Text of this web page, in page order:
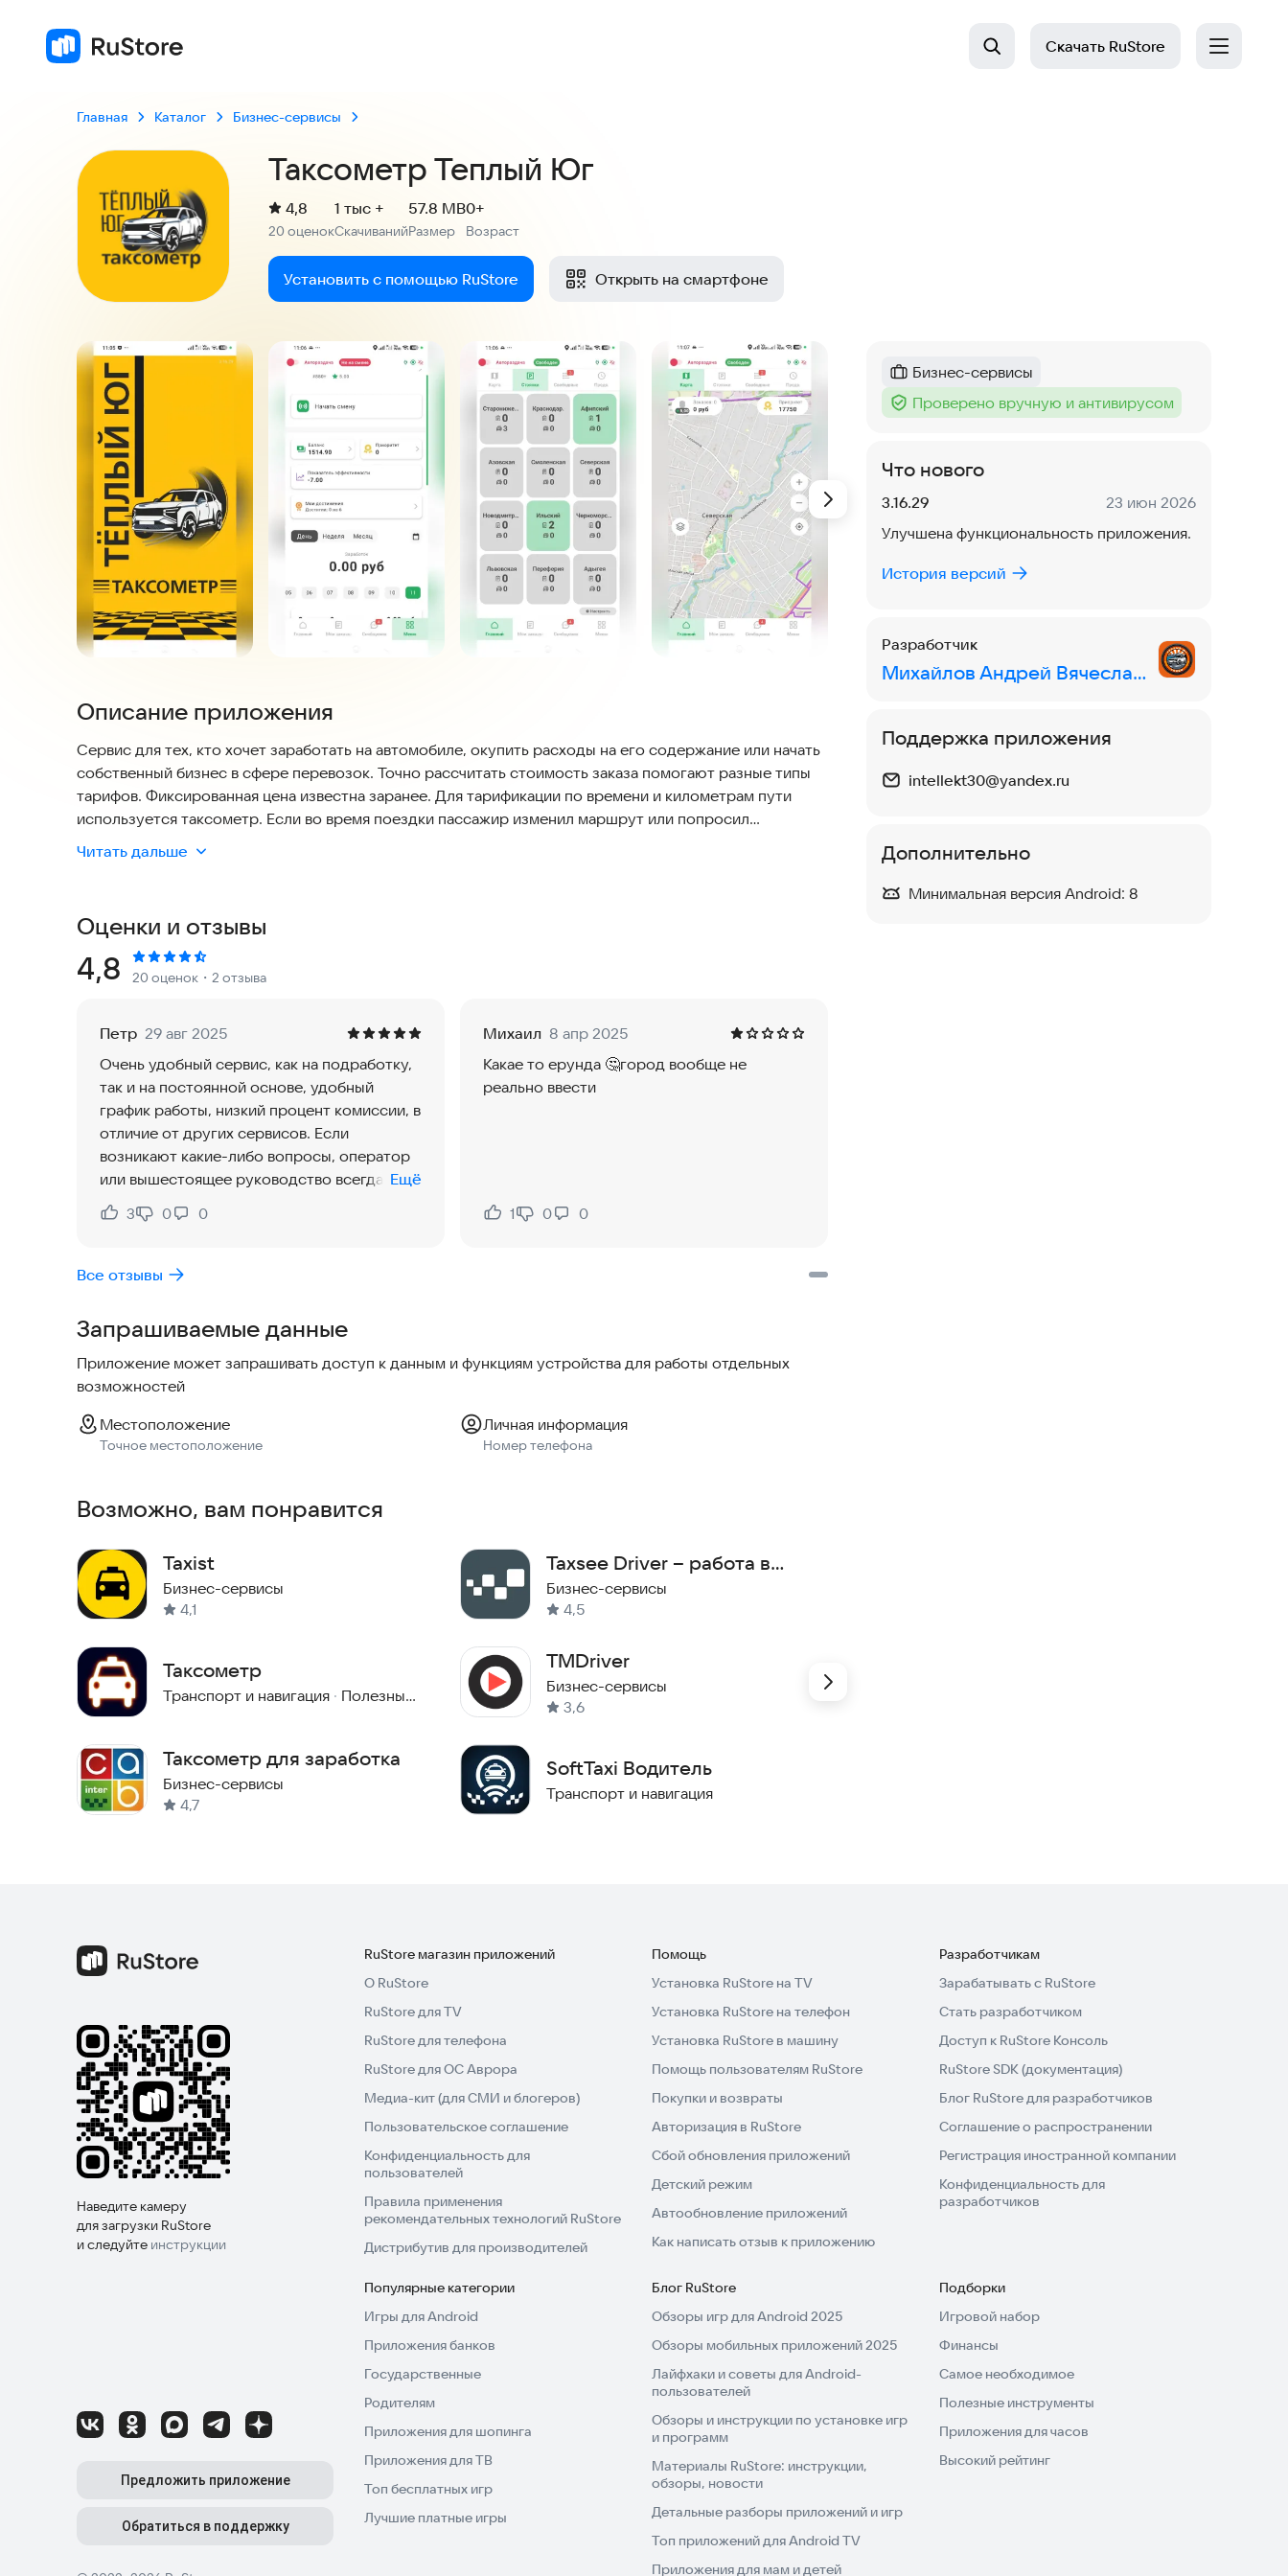
Скачать RuStore
Главная Каталог Бизнес-сервисы
Таксометр Теплый Юг
Рейтинг:
4,8
20 оценокСкачиваний
1 тыс +
Размер
57.8 MB
Возраст
0+
Установить с помощью RuStore Открыть на смартфоне
Скриншоты
Описание приложения
Сервис для тех, кто хочет заработать на автомобиле, окупить расходы на его содержание или начать
собственный бизнес в сфере перевозок. Точно рассчитать стоимость заказа помогают разные типы
тарифов. Фиксированная цена известна заранее. Для тарификации по времени и километрам пути
используется таксометр. Если во время поездки пассажир изменил маршрут или попросил
подождать, легко самостоятельно отредактировать заказ и рассчитать цену с учетом его
пожеланий.Все необходимые для работы действия можно выполнять без посещения офисов.
тревожную кнопку. Функциональное приложение делает работу в такси удобной. Быстро освоить все
его возможности поможет интерактивное обучение.
Читать дальше
Оценки и отзывы
Рейтинг:
4,8 20 оценок ・2 отзыва
Петр 29 авг 2025
Очень удобный сервис, как на подработку,
так и на постоянной основе, удобный
график работы, низкий процент комиссии, в
отличие от других сервисов. Если
возникают какие-либо вопросы, оператор
или вышестоящее руководство всегда
поможет или подскажет. Сервисом
таксометр ТД доволен на 99%
Ещё
Нравится:
3
Не нравится:
0 0
Михаил 8 апр 2025
Какае то ерунда 🤔город вообще не
реально ввести
Нравится:
1
Не нравится:
0 0
Все отзывы
Запрашиваемые данные
Приложение может запрашивать доступ к данным и функциям устройства для работы отдельных
возможностей
Местоположение
Точное местоположение
Личная информация
Номер телефона
Возможно, вам понравится
Taxist
Бизнес-сервисы
4,1
Таксометр
Транспорт и навигация · Полезные инструменты
Таксометр для заработка
Бизнес-сервисы
4,7
Taxsee Driver – работа в
такси
Бизнес-сервисы
4,5
TMDriver
Бизнес-сервисы
3,6
SoftTaxi Водитель
Транспорт и навигация
Категория:
Бизнес-сервисы
Тег :
Проверено вручную и антивирусом
Что нового
Версия:
3.16.29 Дата:
23 июн 2026
Улучшена функциональность приложения.
История версий
Разработчик
Михайлов Андрей Вячеславович
Поддержка приложения
intellekt30@yandex.ru
Дополнительно
Минимальная версия Android: 8
Наведите камеру
для загрузки RuStore
и следуйте инструкции
Предложить приложение
Обратиться в поддержку
RuStore магазин приложений
О RuStore
RuStore для TV
RuStore для телефона
RuStore для ОС Аврора
Медиа-кит (для СМИ и блогеров)
Пользовательское соглашение
Конфиденциальность для
пользователей
Правила применения
рекомендательных технологий RuStore
Дистрибутив для производителей
Помощь
Установка RuStore на TV
Установка RuStore на телефон
Установка RuStore в машину
Помощь пользователям RuStore
Покупки и возвраты
Авторизация в RuStore
Сбой обновления приложений
Детский режим
Автообновление приложений
Как написать отзыв к приложению
Разработчикам
Зарабатывать с RuStore
Стать разработчиком
Доступ к RuStore Консоль
RuStore SDK (документация)
Блог RuStore для разработчиков
Соглашение о распространении
Регистрация иностранной компании
Конфиденциальность для
разработчиков
Популярные категории
Игры для Android
Приложения банков
Государственные
Родителям
Приложения для шопинга
Приложения для ТВ
Топ бесплатных игр
Лучшие платные игры
Блог RuStore
Обзоры игр для Android 2025
Обзоры мобильных приложений 2025
Лайфхаки и советы для Android-
пользователей
Обзоры и инструкции по установке игр
и программ
Материалы RuStore: инструкции,
обзоры, новости
Детальные разборы приложений и игр
Топ приложений для Android TV
Приложения для мам и детей
Подборки
Игровой набор
Финансы
Самое необходимое
Полезные инструменты
Приложения для часов
Высокий рейтинг